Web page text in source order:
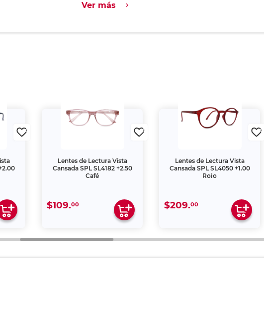
Ver más
Lentes de Lectura Vista
Cansada SPL SL4182 +2.50
Café
$109.00
Lentes de Lectura Vista
Cansada SPL SL4050 +1.00
Rojo
$209.00